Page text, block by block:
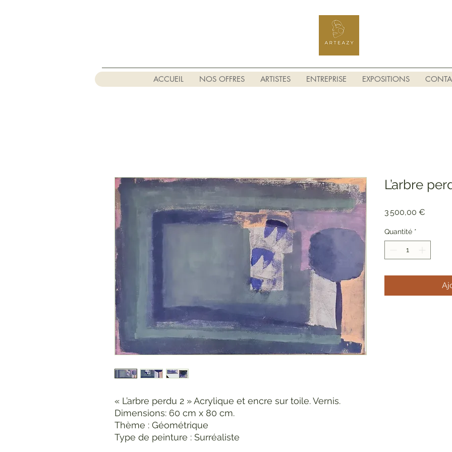
ACCUEIL NOS OFFRES ARTISTES ENTREPRISE EXPOSITIONS
« L’arbre perdu 2 » Acrylique et encre sur toile. Vernis.
Dimensions: 60 cm x 80 cm.
Thème : Géométrique
Type de peinture : Surréaliste
L’arbre
3 500,00 €
Quantité *